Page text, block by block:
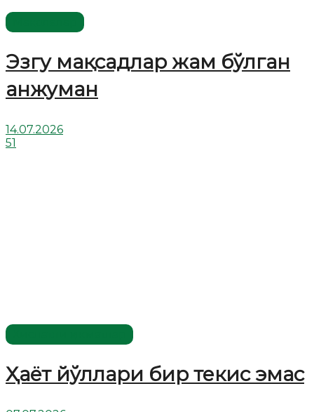
Эзгу мақсадлар жам бўлган
анжуман
14.07.2026
51
Ҳаёт йўллари бир текис эмас